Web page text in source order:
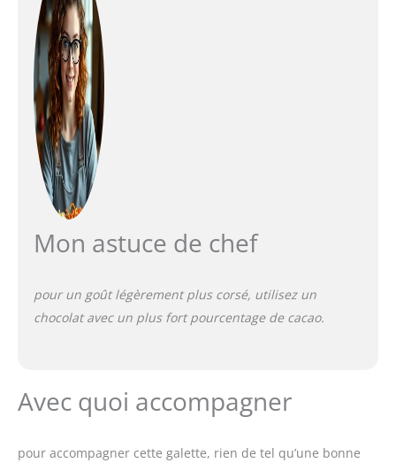
Mon astuce de chef
pour un goût légèrement plus corsé, utilisez un
chocolat avec un plus fort pourcentage de cacao.
Avec quoi accompagner
pour accompagner cette galette, rien de tel qu’une bonne